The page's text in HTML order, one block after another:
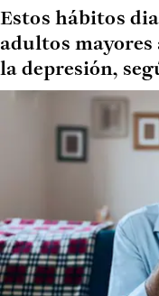
Estos hábitos
adultos
la depresión,